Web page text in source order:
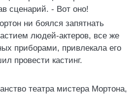
сценарий. - Вот оно!
ни боялся запятнать
людей-актеров, все же
приборами, привлекала его
провести кастинг.
театра мистера Мортона,